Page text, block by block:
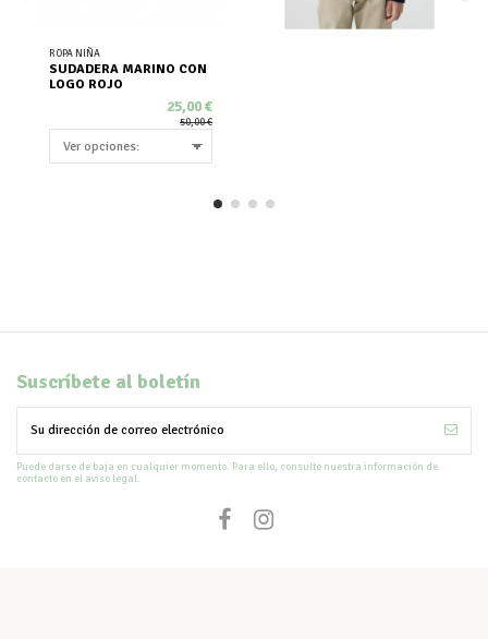
ROPA NIÑA
SUDADERA MARINO CON
LOGO ROJO
25,00 €
50,00 €
Suscríbete al boletín
Puede darse de baja en cualquier momento. Para ello, consulte nuestra información de
contacto en el aviso legal.